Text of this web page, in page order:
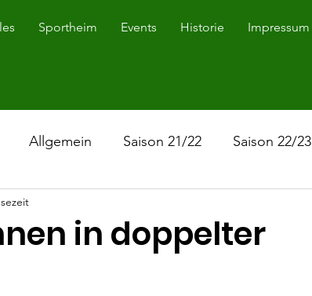
Sportheim Events Historie Impressum
Allgemein Saison 21/22 Saison 22/23
in doppelter